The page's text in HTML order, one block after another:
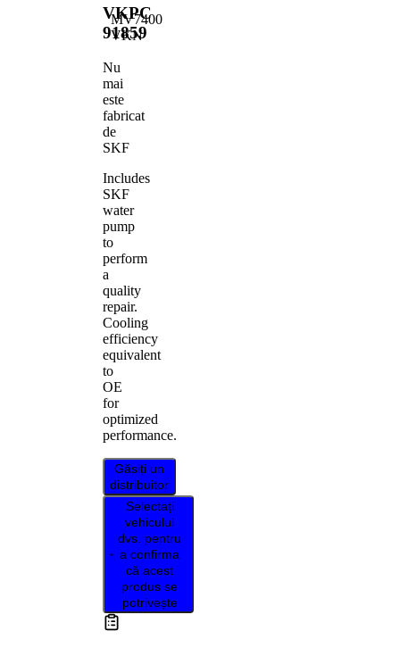
VKPC
91859
Nu
mai
este
fabricat
de
SKF
Includes
SKF
water
pump
to
perform
a
quality
repair.
Cooling
efficiency
equivalent
to
OE
for
optimized
performance.
Găsiți un
distribuitor
Selectați
vehiculul
dvs. pentru
a confirma
că acest
produs se
potrivește
MV7400
VKN